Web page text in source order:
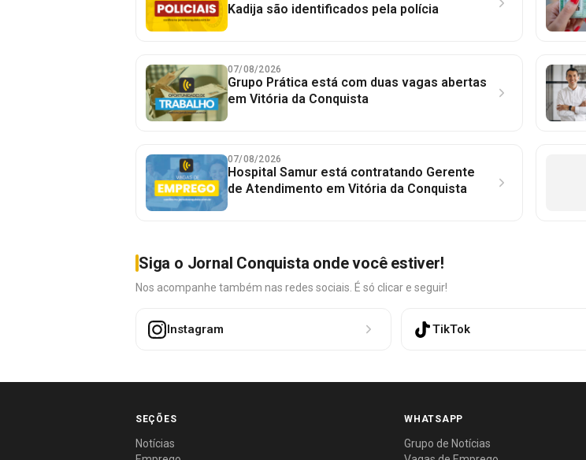
Kadija são identificados pela polícia
07/08/2026
Grupo Prática está com duas vagas abertas
em Vitória da Conquista
07/08/2026
Hospital Samur está contratando Gerente
de Atendimento em Vitória da Conquista
Siga o Jornal Conquista onde você estiver!
Nos acompanhe também nas redes sociais. É só clicar e seguir!
Instagram TikTok
SEÇÕES
Notícias
WHATSAPP
Grupo de Notícias